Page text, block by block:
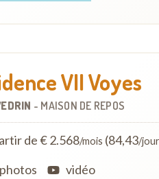
VII Voyes
- MAISON DE REPOS
de € 2.568/mois (84,43/jour
vidéo